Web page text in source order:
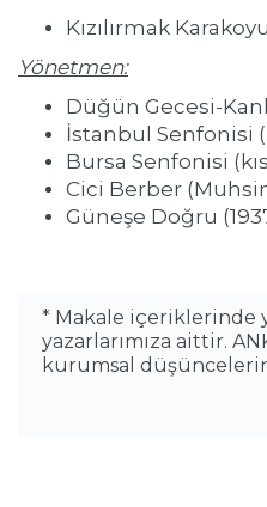
Kızılırmak
Yönetmen:
Düğün Gecesi-
İstanbul Senfonisi
Bursa Senfonisi
Cici Berber
Güneşe Doğru
* Makale içeriklerinde
yazarlarımıza aittir.
kurumsal